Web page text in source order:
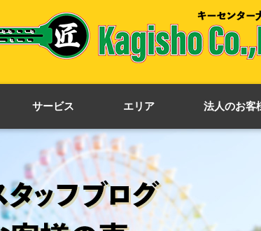
サービス エリア 法人のお客